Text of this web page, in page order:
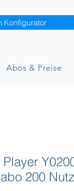
Konfigurator
Abos & Preise
200